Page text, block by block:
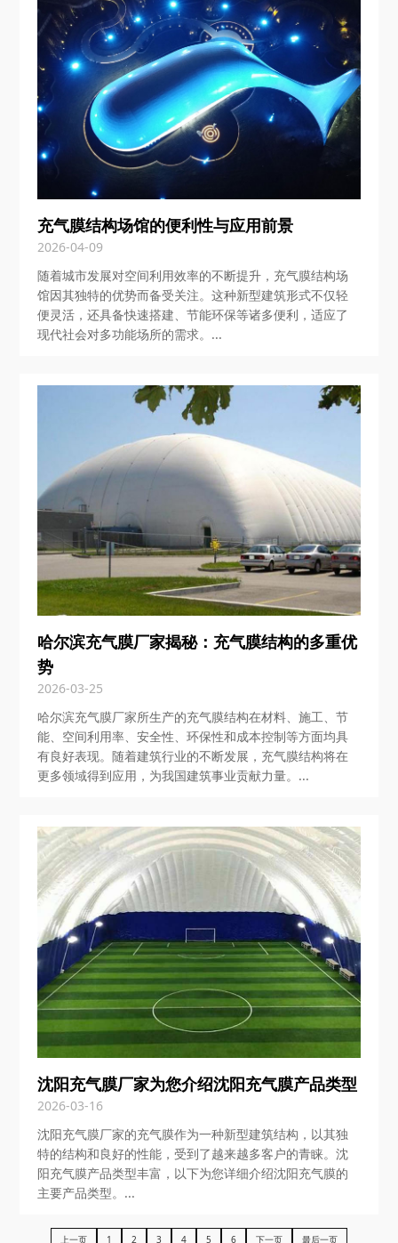
充气膜结构场馆的便利性与应用前景
2026-04-09
随着城市发展对空间利用效率的不断提升，充气膜结构场
馆因其独特的优势而备受关注。这种新型建筑形式不仅轻
便灵活，还具备快速搭建、节能环保等诸多便利，适应了
现代社会对多功能场所的需求。...
哈尔滨充气膜厂家揭秘：充气膜结构的多重优
势
2026-03-25
哈尔滨充气膜厂家所生产的充气膜结构在材料、施工、节
能、空间利用率、安全性、环保性和成本控制等方面均具
有良好表现。随着建筑行业的不断发展，充气膜结构将在
更多领域得到应用，为我国建筑事业贡献力量。...
沈阳充气膜厂家为您介绍沈阳充气膜产品类型
2026-03-16
沈阳充气膜厂家的充气膜作为一种新型建筑结构，以其独
特的结构和良好的性能，受到了越来越多客户的青睐。沈
阳充气膜产品类型丰富，以下为您详细介绍沈阳充气膜的
主要产品类型。...
上一页 1 2 3 4 5 6 下一页 最后一页